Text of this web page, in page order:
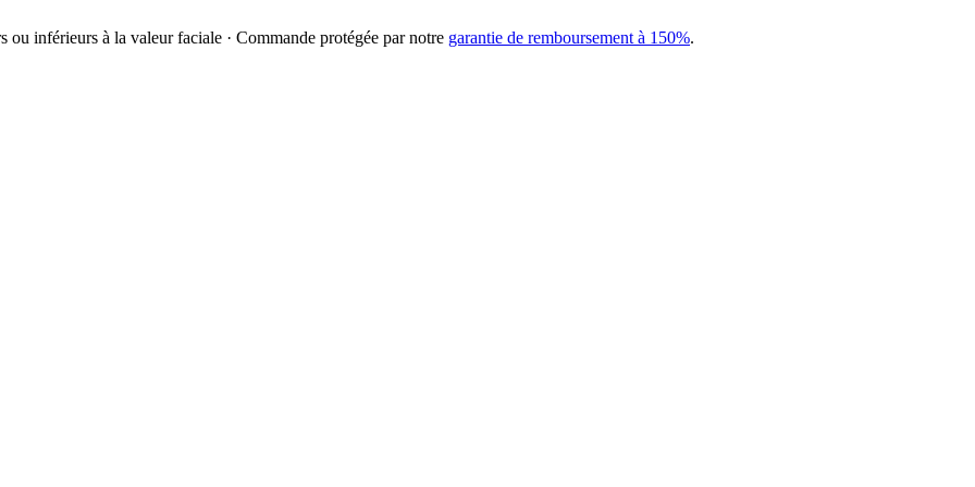
inférieurs à la valeur faciale · Commande protégée par notre garantie de remboursement à 150%.